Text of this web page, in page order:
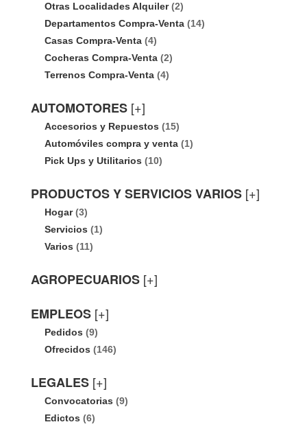
Otras Localidades Alquiler(2)
Departamentos Compra-Venta (14)
Casas Compra-Venta (4)
Cocheras Compra-Venta (2)
Terrenos Compra-Venta (4)
AUTOMOTORES [+]
Accesorios y Repuestos (15)
Automóviles compra y venta (1)
Pick Ups y Utilitarios (10)
PRODUCTOS Y SERVICIOS VARIOS [+]
Hogar(3)
Servicios (1)
Varios (11)
AGROPECUARIOS [+]
EMPLEOS [+]
Pedidos (9)
Ofrecidos (146)
LEGALES [+]
Convocatorias (9)
Edictos (6)